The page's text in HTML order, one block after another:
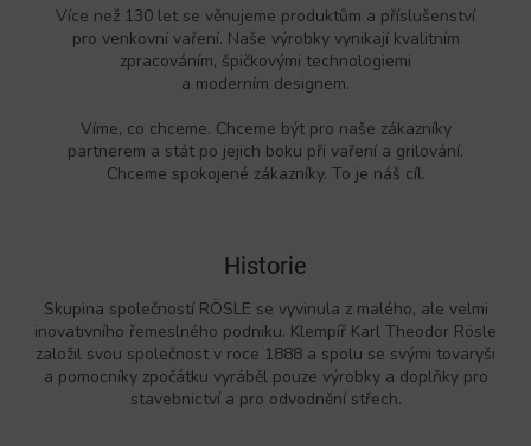
í
p
r
v
y
v
ý
u
í
Více než 130 let se věnujeme produktům a příslušenství
pro venkovní vaření. Naše výrobky vynikají kvalitním
zpracováním, špičkovými technologiemi
a moderním designem.
Víme, co chceme. Chceme být pro naše zákazníky
partnerem a stát po jejich boku při vaření a grilování.
Chceme spokojené zákazníky. To je náš cíl.
Historie
Skupina společností RÖSLE se vyvinula z malého, ale velmi
inovativního řemeslného podniku. Klempíř Karl Theodor Rösle
založil svou společnost v roce 1888 a spolu se svými tovaryši
a pomocníky zpočátku vyráběl pouze výrobky a doplňky pro
stavebnictví a pro odvodnění střech.